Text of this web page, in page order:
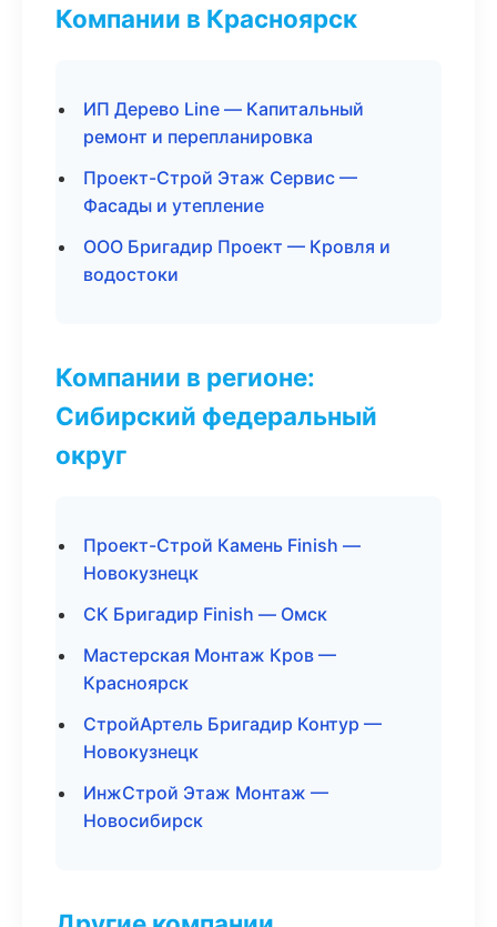
Компании в Красноярск
ИП Дерево Line — Капитальный
ремонт и перепланировка
Проект-Строй Этаж Сервис —
Фасады и утепление
ООО Бригадир Проект — Кровля и
водостоки
Компании в регионе:
Сибирский федеральный
округ
Проект-Строй Камень Finish —
Новокузнецк
СК Бригадир Finish — Омск
Мастерская Монтаж Кров —
Красноярск
СтройАртель Бригадир Контур —
Новокузнецк
ИнжСтрой Этаж Монтаж —
Новосибирск